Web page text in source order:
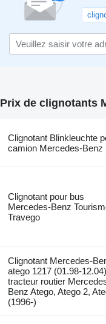
Prix de clignotants
Clignotant Blinkleuchte
camion Mercedes-Benz
Clignotant pour bus
Mercedes-Benz
Travego
Clignotant Mercedes-
atego 1217 (01.98-
tracteur routier
Benz Atego, Atego 2,
(1996-)